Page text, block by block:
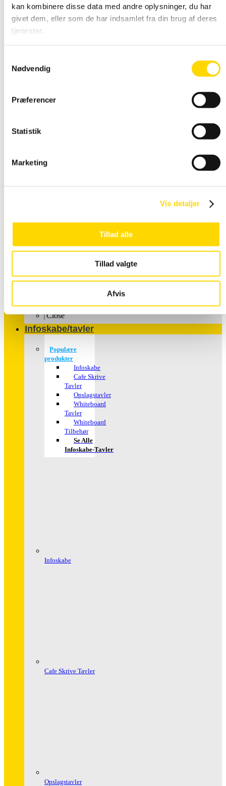
kan kombinere disse data med andre oplysninger, du har
givet dem, eller som de har indsamlet fra din brug af deres
tjenester.
Nødvendig
Præferencer
Statistik
Marketing
Vis detaljer
Tillad alle
Tillad valgte
Afvis
Vandtæt
Snap Ramme LED
Plakater – med dit
Close
Infoskabe/tavler
Populære
produkter
Infoskabe
Cafe Skrive
Tavler
Opslagstavler
Whiteboard
Tavler
Whiteboard
Tilbehør
Se Alle
Infoskabe-Tavler
Infoskabe
Cafe Skrive Tavler
Opslagstavler